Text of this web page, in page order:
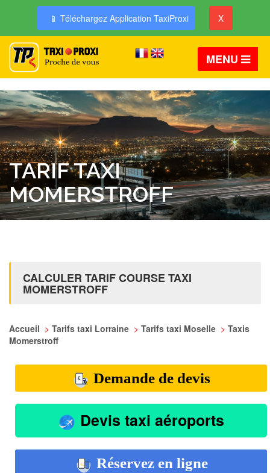
📱 Téléchargez Application TaxiProxi X
MENU
TARIF TAXI
MOMERSTROFF
CALCULER TARIF COURSE TAXI
MOMERSTROFF
Accueil > Tarifs taxi Lorraine > Tarifs taxi Moselle > Taxis
Momerstroff
Demande de devis
Devis taxi aéroports
Réservez en ligne